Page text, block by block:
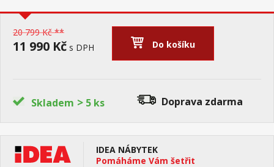
20 799 Kč **
11 990 Kč s DPH Do košíku
Skladem > 5 ks Doprava zdarma
IDEA NÁBYTEK
Pomáháme Vám šetřit